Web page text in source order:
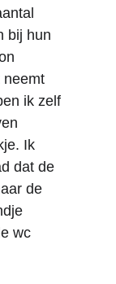
bij hun
neemt
ik zelf
Ik
dat de
de
wc